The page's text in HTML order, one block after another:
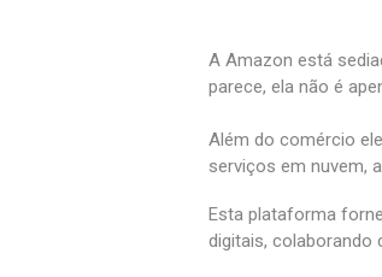
A Amazon está
parece, ela não é
Além do comércio
serviços em nuvem,
Esta plataforma
digitais, colaborando